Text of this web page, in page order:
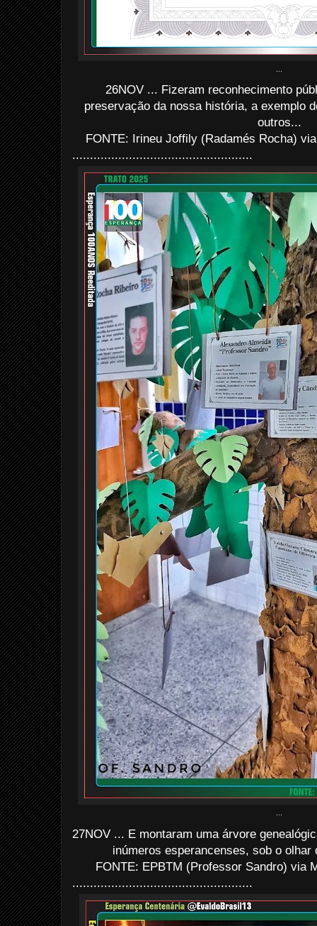
26NOV ... Fizeram reconhecimento
preservação da nossa história, a exemplo
outros...
FONTE: Irineu Joffily (Radamés Rocha)
...................................................
27NOV ... E montaram uma árvore
inúmeros esperancenses, sob o
FONTE: EPBTM (Professor Sandro) via
...................................................